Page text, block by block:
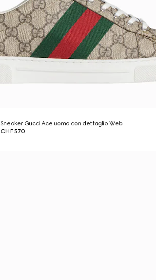
Sneaker Gucci Ace uomo con dettaglio Web
CHF 570